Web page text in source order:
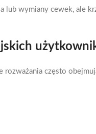
lub wymiany cewek, ale
często